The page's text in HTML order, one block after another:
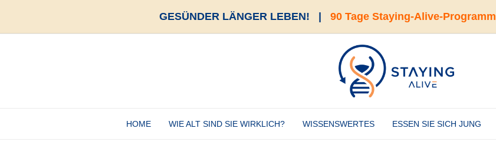
GESÜNDER LÄNGER LEBEN! |90 Tage Staying-Alive-Programm
HOME WIE ALT SIND SIE WIRKLICH? WISSENSWERTES ESSEN SIE SICH JUNG